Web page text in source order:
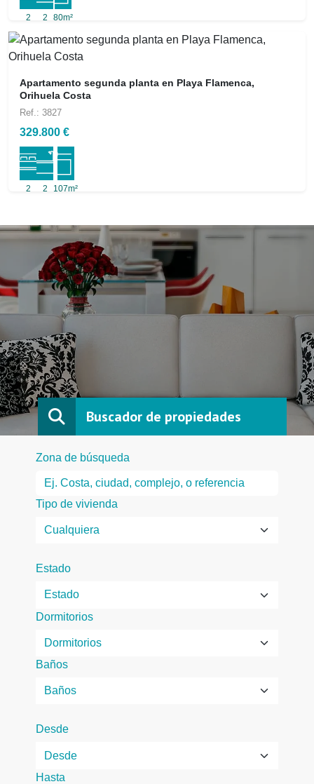
2 2 80m²
Apartamento segunda planta en Playa Flamenca,
Orihuela Costa
Ref.: 3827
329.800 €
2 2 107m²
Buscador de propiedades
Zona de búsqueda
Tipo de vivienda
Estado
Dormitorios
Baños
Desde
Hasta